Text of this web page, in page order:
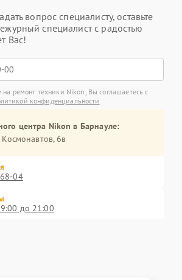
вопрос специалисту, оставьте
специалист с радостью
Вас!
на ремонт техники Nikon, Вы соглашаетесь с
конфиденциальности
центра Nikon в Барнауле:
Космонавтов, 6в
04
до 21:00